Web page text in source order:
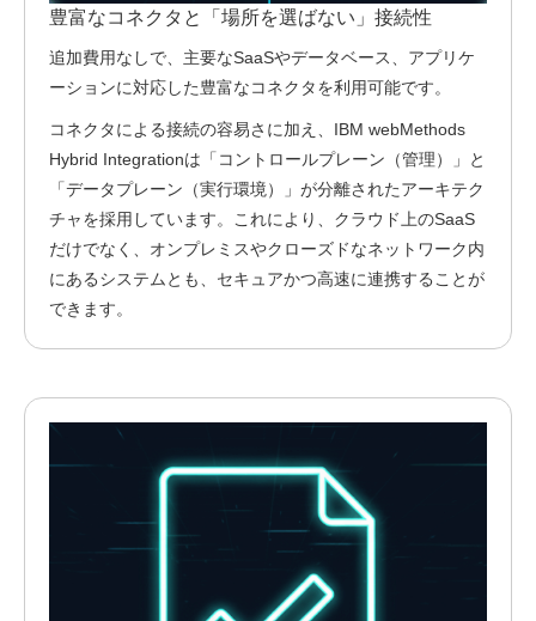
豊富なコネクタと「場所を選ばない」接続性
追加費用なしで、主要なSaaSやデータベース、アプリケ
ーションに対応した豊富なコネクタを利用可能です。
コネクタによる接続の容易さに加え、IBM webMethods
Hybrid Integrationは「コントロールプレーン（管理）」と
「データプレーン（実行環境）」が分離されたアーキテク
チャを採用しています。これにより、クラウド上のSaaS
だけでなく、オンプレミスやクローズドなネットワーク内
にあるシステムとも、セキュアかつ高速に連携することが
できます。